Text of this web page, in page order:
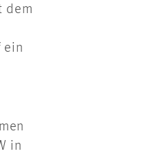
dem
ein
in